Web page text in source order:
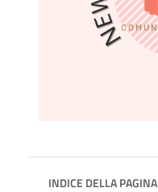
INDICE DELLA PAGINA